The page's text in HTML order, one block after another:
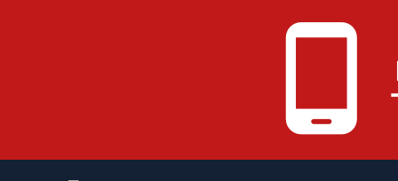
phone_android